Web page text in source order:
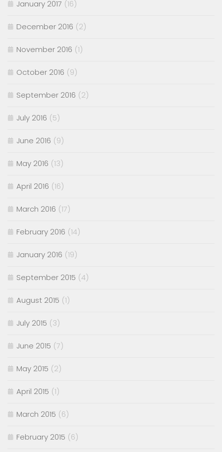
January 2017 (16)
December 2016 (2)
November 2016 (1)
October 2016 (9)
September 2016 (2)
July 2016 (5)
June 2016 (9)
May 2016 (13)
April 2016 (16)
March 2016 (17)
February 2016 (14)
January 2016 (19)
September 2015 (4)
August 2015 (1)
July 2015 (3)
June 2015 (7)
May 2015 (2)
April 2015 (1)
March 2015 (6)
February 2015 (6)